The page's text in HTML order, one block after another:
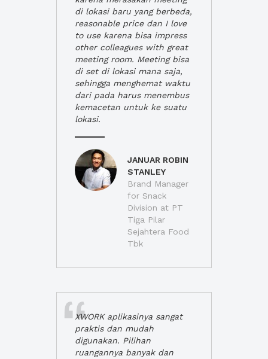
di lokasi baru yang berbeda,
reasonable price dan I love
to use karena bisa impress
other colleagues with great
meeting room. Meeting bisa
di set di lokasi mana saja,
sehingga menghemat waktu
dari pada harus menembus
kemacetan untuk ke suatu
lokasi.
JANUAR ROBIN
STANLEY
Brand Manager
for Snack
Division at PT
Tiga Pilar
Sejahtera Food
Tbk
XWORK aplikasinya sangat
praktis dan mudah
digunakan. Pilihan
ruangannya banyak dan